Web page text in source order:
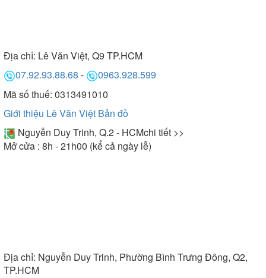
Địa chỉ: Lê Văn Việt, Q9 TP.HCM
07.92.93.88.68 -
0963.928.599
Mã số thuế: 0313491010
Giới thiệu Lê Văn Việt Bản đồ
Nguyễn Duy Trinh, Q.2 - HCMchi tiết >>
Mở cửa : 8h - 21h00 (kể cả ngày lễ)
Địa chỉ: Nguyễn Duy Trinh, Phường Bình Trưng Đông, Q2,
TP.HCM